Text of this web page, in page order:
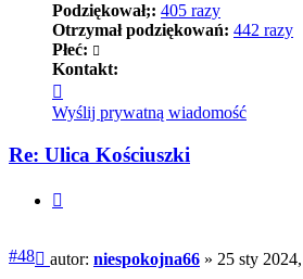
Podziękował;: 405 razy
Otrzymał podziękowań: 442 razy
Płeć:
Kontakt:
się
z
niespokojna66
Wyślij prywatną wiadomość
Re: Ulica Kościuszki
#48 Post
autor: niespokojna66 » 25 sty